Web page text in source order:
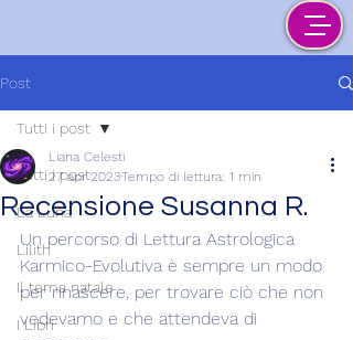
Post
Tutti i post
La Luna
Lilith
Il tema natale
I Libri
Tutti i post
Recensione Susanna R.
Liana Celesti
27 apr 2023Tempo di lettura: 1 min
Un percorso di Lettura Astrologica
Karmico-Evolutiva è sempre un modo
per rinascere, per trovare ciò che non
vedevamo e che attendeva di